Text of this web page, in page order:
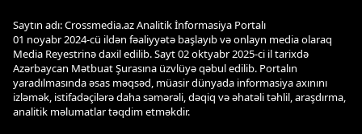
Saytın adı: Crossmedia.az Analitik İnformasiya Portalı
01 noyabr 2024-cü ildən fəaliyyətə başlayıb və onlayn media olaraq
Media Reyestrinə daxil edilib. Sayt 02 oktyabr 2025-ci il tarixdə
Azərbaycan Mətbuat Şurasına üzvlüyə qəbul edilib. Portalın
yaradılmasında əsas məqsəd, müasir dünyada informasiya axınını
izləmək, istifadəçilərə daha səmərəli, dəqiq və əhatəli təhlil, araşdırma,
analitik məlumatlar təqdim etməkdir.